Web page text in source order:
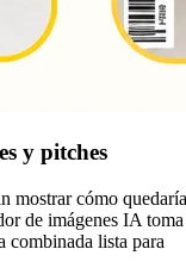
y pitches
mostrar cómo quedaría
de imágenes IA toma
combinada lista para